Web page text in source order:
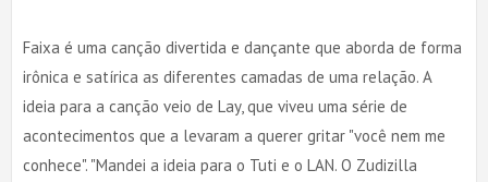
Faixa é uma canção divertida e dançante que aborda de forma
irônica e satírica as diferentes camadas de uma relação. A
ideia para a canção veio de Lay, que viveu uma série de
acontecimentos que a levaram a querer gritar "você nem me
conhece". "Mandei a ideia para o Tuti e o LAN. O Zudizilla